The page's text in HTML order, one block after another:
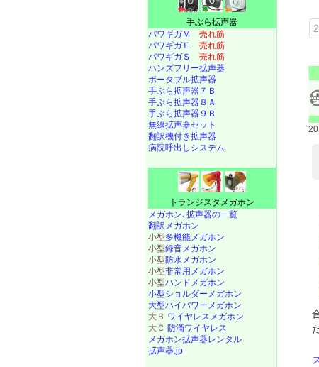
手ぶら拡声器
パワギガＭ 売れ筋
パワギガＥ 売れ筋
パワギガＳ 売れ筋
ハンズフリー拡声器
ポータブル拡声器
手ぶら拡声器７Ｂ
手ぶら拡声器８Ａ
手ぶら拡声器９Ｂ
無線拡声器セット
翻訳機付き拡声器
病院呼出しシステム
トランジスタメガホン
メガホン､拡声器の一覧
翻訳メガホン
小型多機能メガホン
小型録音メガホン
小型防水メガホン
小型非常用メガホン
小型ハンドメガホン
小型ショルダーメガホン
大型ハイパワーメガホン
大Ｂ ワイヤレスメガホン
大Ｃ 防滴ワイヤレス
メガホン拡声器レンタル
拡声器.jp